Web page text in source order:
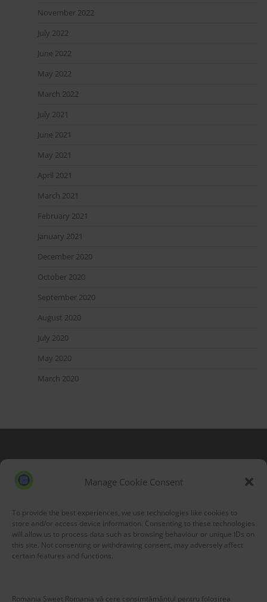
Manage Cookie Consent
To provide the best experiences, we use technologies like cookies to
store and/or access device information. Consenting to these technologies
will allow us to process data such as browsing behaviour or unique IDs on
this site. Not consenting or withdrawing consent, may adversely affect
certain features and functions.
Romania Sweet Romania vă cere consimțământul pentru folosirea
November 2022
July 2022
June 2022
May 2022
March 2022
July 2021
June 2021
May 2021
April 2021
March 2021
February 2021
January 2021
December 2020
October 2020
September 2020
August 2020
July 2020
May 2020
March 2020